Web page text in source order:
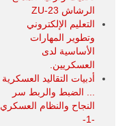
الرشاش ZU-23
التعليم الإلكتروني
وتطوير المهارات
الأساسية لدى
العسكريين.
أدبيات التقاليد العسكرية
... الضبط والربط سر
النجاح والنظام العسكري
-1-